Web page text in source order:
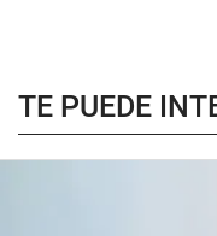
TE PUEDE